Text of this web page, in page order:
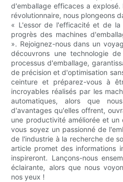
d'emballage efficaces a explosé.
révolutionnaire, nous plongeons
« L'essor de l'efficacité et de la
progrès des machines
». Rejoignez-nous dans un
découvrons une technologie
processus d'emballage,
de précision et d'optimisation
ceinture et préparez-vous à
incroyables réalisés par les
automatiques, alors que
d'avantages qu'elles offrent,
une productivité améliorée et un
vous soyez un passionné de
de l'industrie à la recherche de
article promet des informations
inspireront. Lançons-nous
éclairante, alors que nous
nos yeux !